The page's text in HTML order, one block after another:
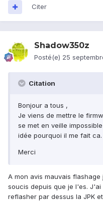
Citer
Shadow350z
Posté(e) 25
Citation
Bonjour a tous ,
Je viens de mettre le
se met en veille
idée pourquoi il me fait ca.
Merci
A mon avis mauvais
soucis depuis que je l'es.
reflasher par dessus la JPK